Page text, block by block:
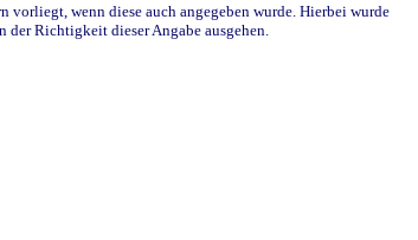
vorliegt, wenn diese auch angegeben wurde. Hierbei wurde
Richtigkeit dieser Angabe ausgehen.